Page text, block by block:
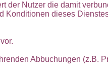
der Nutzer die damit
Konditionen dieses
Abbuchungen (z.B.